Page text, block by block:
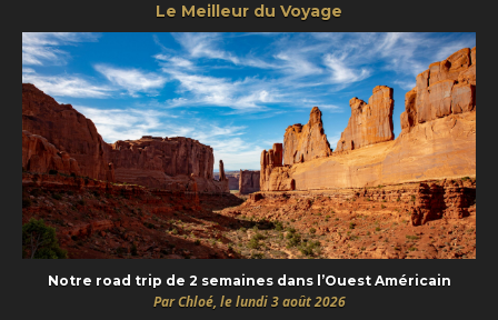
Le Meilleur du Voyage
Notre road trip de 2 semaines dans l’Ouest Américain
Par Chloé, le lundi 3 août 2026